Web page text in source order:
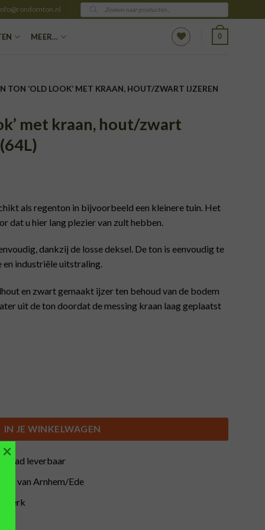
Producten
zoeken
MEER… 0
TON ‘OLD LOOK’ MET KRAAN, HOUT/ZWART IJZEREN
met kraan, hout/zwart
als regenton in bijvoorbeeld een kleinere tuin. Het
dat u hier lang plezier van zult hebben.
dankzij de losse deksel. De ton is eenvoudig te
en industriële uitstraling.
en zwart gemaakt ijzer ten behoud van de bodem
uit de ton doordat de messing kraan laag geplaatst
IN JE WINKELWAGEN
leverbaar
van Arnhem/Ede
×